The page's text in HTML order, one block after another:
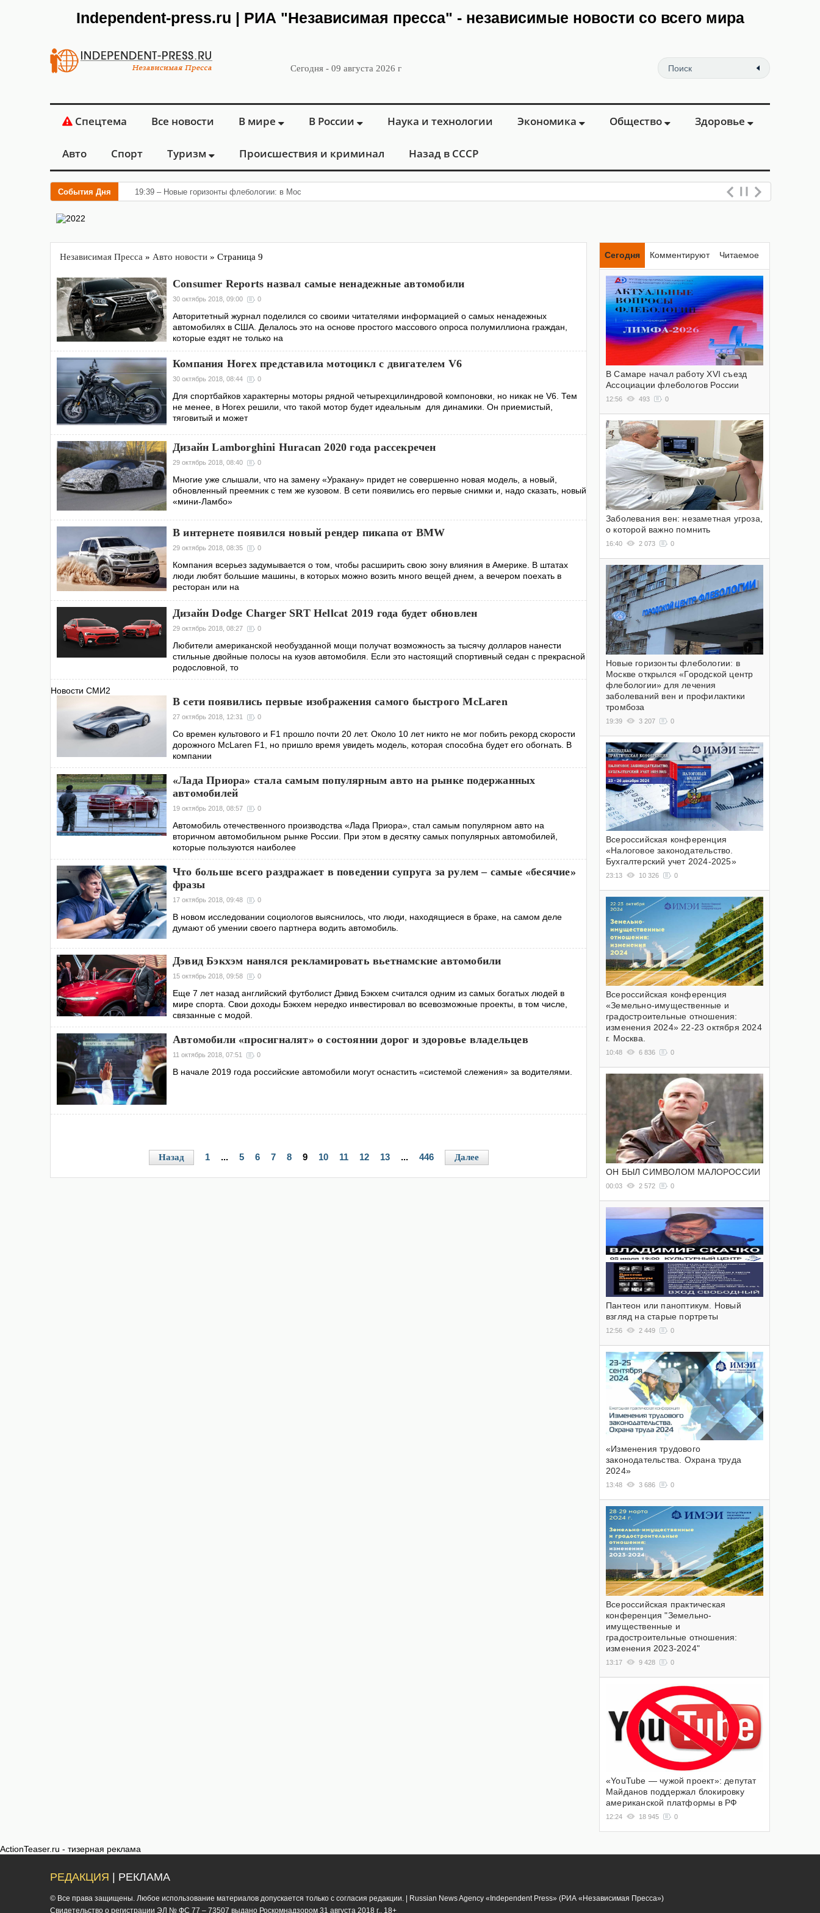
Independent-press.ru | РИА "Независимая пресса" - независимые новости со всего мира
Сегодня - 09 августа 2026 г
Спецтема Все новости В мире В России Наука и технологии Экономика Общество Здоровье
Авто Спорт Туризм Происшествия и криминал Назад в СССР
События Дня 19:39 – Новые горизонты флебологии: в Москве открылся «Городской цент
Независимая Пресса » Авто новости » Страница 9
Consumer Reports назвал самые ненадежные автомобили
30 октябрь 2018, 09:00 0
Авторитетный журнал поделился со своими читателями информацией о самых ненадежных
автомобилях в США. Делалось это на основе простого массового опроса полумиллиона граждан,
которые ездят не только на
Компания Horex представила мотоцикл с двигателем V6
30 октябрь 2018, 08:44 0
Для спортбайков характерны моторы рядной четырехцилиндровой компоновки, но никак не V6. Тем
не менее, в Horex решили, что такой мотор будет идеальным для динамики. Он приемистый,
тяговитый и может
Дизайн Lamborghini Huracan 2020 года рассекречен
29 октябрь 2018, 08:40 0
Многие уже слышали, что на замену «Уракану» придет не совершенно новая модель, а новый,
обновленный преемник с тем же кузовом. В сети появились его первые снимки и, надо сказать, новый
«мини-Ламбо»
В интернете появился новый рендер пикапа от BMW
29 октябрь 2018, 08:35 0
Компания всерьез задумывается о том, чтобы расширить свою зону влияния в Америке. В штатах
люди любят большие машины, в которых можно возить много вещей днем, а вечером поехать в
ресторан или на
Дизайн Dodge Charger SRT Hellcat 2019 года будет обновлен
29 октябрь 2018, 08:27 0
Любители американской необузданной мощи получат возможность за тысячу долларов нанести
стильные двойные полосы на кузов автомобиля. Если это настоящий спортивный седан с прекрасной
родословной, то
Новости СМИ2
В сети появились первые изображения самого быстрого McLaren
27 октябрь 2018, 12:31 0
Со времен культового и F1 прошло почти 20 лет. Около 10 лет никто не мог побить рекорд скорости
дорожного McLaren F1, но пришло время увидеть модель, которая способна будет его обогнать. В
компании
«Лада Приора» стала самым популярным авто на рынке подержанных
автомобилей
19 октябрь 2018, 08:57 0
Автомобиль отечественного производства «Лада Приора», стал самым популярном авто на
вторичном автомобильном рынке России. При этом в десятку самых популярных автомобилей,
которые пользуются наиболее
Что больше всего раздражает в поведении супруга за рулем – самые «бесячие»
фразы
17 октябрь 2018, 09:48 0
В новом исследовании социологов выяснилось, что люди, находящиеся в браке, на самом деле
думают об умении своего партнера водить автомобиль.
Дэвид Бэкхэм нанялся рекламировать вьетнамские автомобили
15 октябрь 2018, 09:58 0
Еще 7 лет назад английский футболист Дэвид Бэкхем считался одним из самых богатых людей в
мире спорта. Свои доходы Бэкхем нередко инвестировал во всевозможные проекты, в том числе,
связанные с модой.
Автомобили «просигналят» о состоянии дорог и здоровье владельцев
11 октябрь 2018, 07:51 0
В начале 2019 года российские автомобили могут оснастить «системой слежения» за водителями.
Назад 1 ... 5 6 7 8 9 10 11 12 13 ... 446 Далее
Сегодня Комментируют Читаемое
В Самаре начал работу XVI съезд
Ассоциации флебологов России
12:56 493 0
Заболевания вен: незаметная угроза,
о которой важно помнить
16:40 2 073 0
Новые горизонты флебологии: в
Москве открылся «Городской центр
флебологии» для лечения
заболеваний вен и профилактики
тромбоза
19:39 3 207 0
Всероссийская конференция
«Налоговое законодательство.
Бухгалтерский учет 2024-2025»
23:13 10 326 0
Всероссийская конференция
«Земельно-имущественные и
градостроительные отношения:
изменения 2024» 22-23 октября 2024
г. Москва.
10:48 6 836 0
ОН БЫЛ СИМВОЛОМ МАЛОРОССИИ
00:03 2 572 0
Пантеон или паноптикум. Новый
взгляд на старые портреты
12:56 2 449 0
«Изменения трудового
законодательства. Охрана труда
2024»
13:48 3 686 0
Всероссийская практическая
конференция "Земельно-
имущественные и
градостроительные отношения:
изменения 2023-2024"
13:17 9 428 0
«YouTube — чужой проект»: депутат
Майданов поддержал блокировку
американской платформы в РФ
12:24 18 945 0
ActionTeaser.ru - тизерная реклама
РЕДАКЦИЯ | РЕКЛАМА
© Все права защищены. Любое использование материалов допускается только с согласия редакции. | Russian News Agency «Independent Press» (РИА «Независимая Пресса»)
Cвидетельство о регистрации ЭЛ № ФС 77 – 73507 выдано Роскомнадзором 31 августа 2018 г.. 18+